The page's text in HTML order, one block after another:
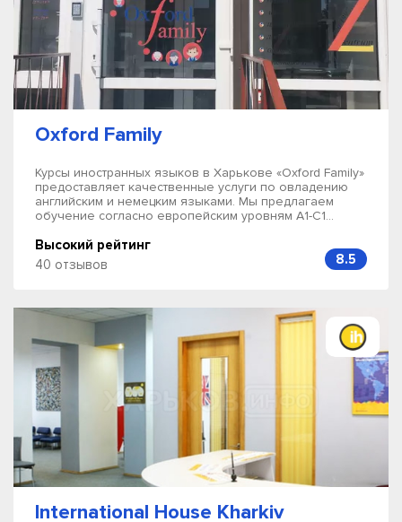
Oxford Family
Курсы иностранных языков в Харькове «Oxford Family»
предоставляет качественные услуги по овладению
английским и немецким языками. Мы предлагаем
обучение согласно европейским уровням А1-С1...
Высокий рейтинг
40 отзывов
8.5
International House Kharkiv